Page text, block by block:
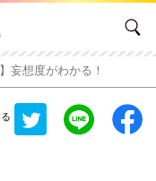
妄想度がわかる！